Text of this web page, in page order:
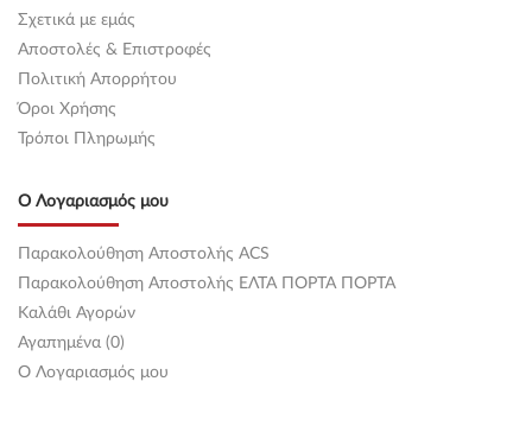
Σχετικά με εμάς
Αποστολές & Επιστροφές
Πολιτική Απορρήτου
Όροι Χρήσης
Τρόποι Πληρωμής
Ο Λογαριασμός μου
Παρακολούθηση Αποστολής ACS
Παρακολούθηση Αποστολής ΕΛΤΑ ΠΟΡΤΑ ΠΟΡΤΑ
Καλάθι Αγορών
Αγαπημένα (0)
O Λογαριασμός μου